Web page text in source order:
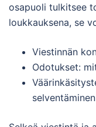
osapuoli tulkitsee
loukkauksena, se
Viestinnän
Odotukset:
selventäminen